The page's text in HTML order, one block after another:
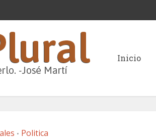
Inicio
• Politica